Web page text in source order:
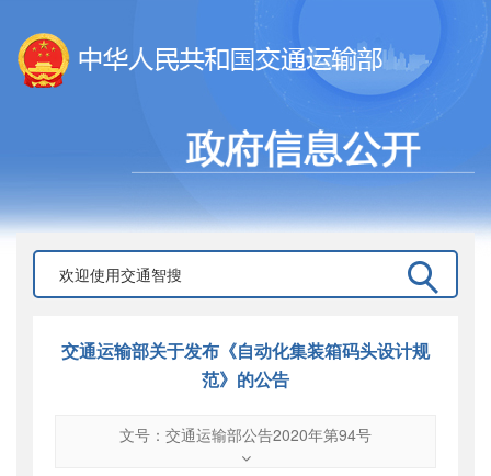
交通运输部关于发布《自动化集装箱码头设计规
范》的公告
文号：交通运输部公告2020年第94号
交通运输部公告2020年第94号